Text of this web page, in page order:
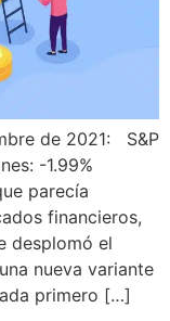
de 2021: S&P
-1.99%
parecía
financieros,
desplomó el
nueva variante
primero […]